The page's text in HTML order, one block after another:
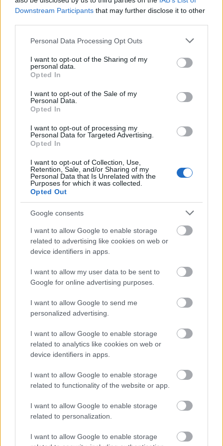
Downstream Participants that may further disclose it to other
Please note that this website/app uses one or more Google
not limited to your visit or usage behaviour. You may click to
grant or deny consent to Google and its third-party tags to
use your data for below specified purposes in below Google
consent section.
Personal Data Processing Opt Outs
I want to opt-out of the Sharing of my
personal data.
Opted In
I want to opt-out of the Sale of my
Personal Data.
Opted In
I want to opt-out of processing my
Personal Data for Targeted Advertising.
Opted In
I want to opt-out of Collection, Use,
Retention, Sale, and/or Sharing of my
Personal Data that Is Unrelated with the
Purposes for which it was collected.
Opted Out
Google consents
I want to allow Google to enable storage
related to advertising like cookies on web or
device identifiers in apps.
I want to allow my user data to be sent to
Google for online advertising purposes.
I want to allow Google to send me
personalized advertising.
I want to allow Google to enable storage
related to analytics like cookies on web or
device identifiers in apps.
I want to allow Google to enable storage
related to functionality of the website or app.
I want to allow Google to enable storage
related to personalization.
I want to allow Google to enable storage
kiszolgálását.
A projekt kivitelezői szeretnék minél színesebbé tenni az
ide költöző családok mindennapjait, így
a lakóparkot
az általános épületek földszint + 3 szintesek és csak
lakó funkciót tartalmaznak,
míg a csatári utca sarkán egy földszint + 4 szintes
épület helyezkedik el, melynek földszintjén játszóház
nagy jelentőséggel bír számára a projekt kivitelezése.
„Nagy örömünkre szolgál az, hogy
Szekszárd életébe az utóbbi évek egyik
legnagyobb magánberuházását tudtuk
megnyerni és kivitelezni.”
- fejezte ki örömét a projektfelelős.
Másrészt a projekt során felmerült összetett
megoldások kapcsán úgy fogalmazott,